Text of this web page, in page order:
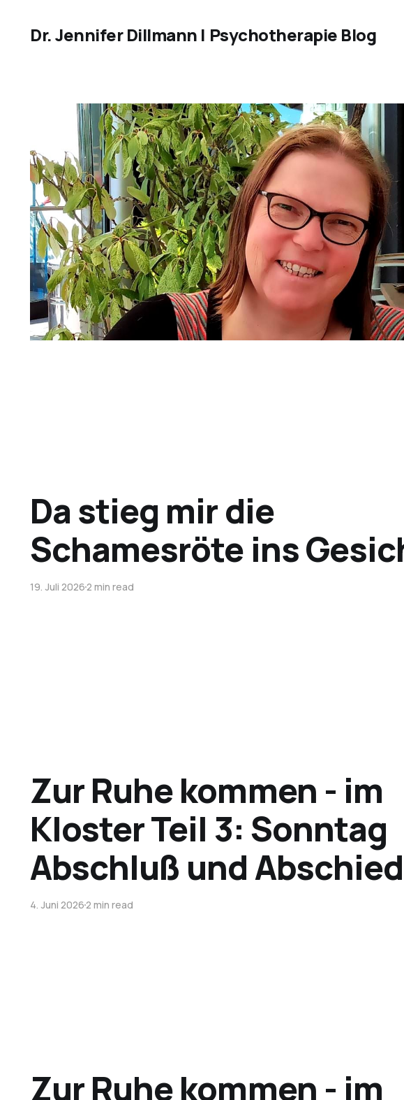
Dr. Jennifer Dillmann | Psychotherapie Blog
Da stieg mir die
Schamesröte ins
19. Juli 20262 min read
Zur Ruhe kommen - im
Kloster Teil 3: Sonntag
Abschluß und Abschied
4. Juni 20262 min read
Zur Ruhe kommen - im